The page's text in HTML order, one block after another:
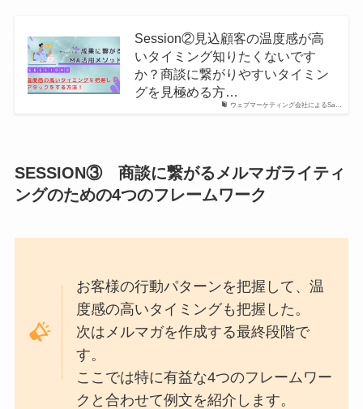
ウェブマーケティング会社によるSa…
Session②見込顧客の温度感が高
いタイミング知りたくないです
か？商談に繋がりやすいタイミン
グを見極める方…
SESSION③ 商談に繋がるメルマガライティ
ングのための4つのフレームワーク
お客様の行動パターンを把握して、温
度感の高いタイミングも把握した。
次はメルマガを作成する最終段階で
す。
ここでは特に有益な4つのフレームワー
クと合わせて例文を紹介します。